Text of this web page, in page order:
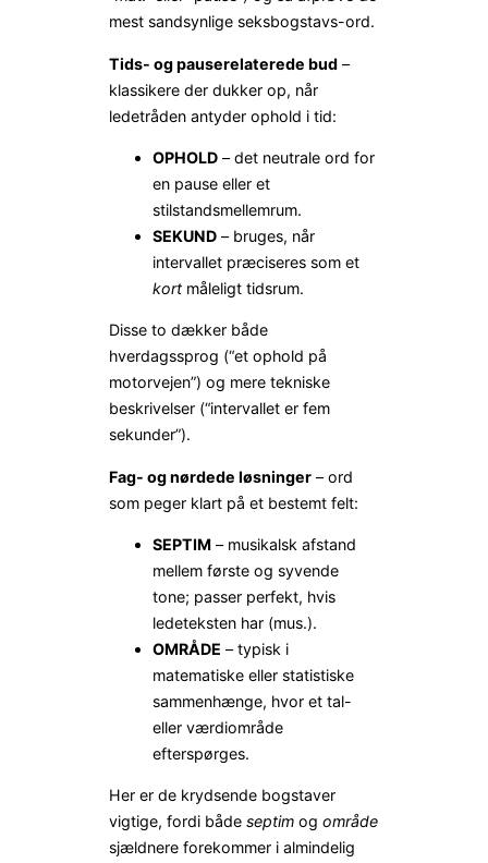
mest sandsynlige seksbogstavs-ord.
Tids- og pauserelaterede bud –
klassikere der dukker op, når
ledetråden antyder ophold i tid:
OPHOLD – det neutrale ord for
en pause eller et
stilstandsmellemrum.
SEKUND – bruges, når
intervallet præciseres som et
kort måleligt tidsrum.
Disse to dækker både
hverdagssprog (“et ophold på
motorvejen”) og mere tekniske
beskrivelser (“intervallet er fem
sekunder”).
Fag- og nørdede løsninger – ord
som peger klart på et bestemt felt:
SEPTIM – musikalsk afstand
mellem første og syvende
tone; passer perfekt, hvis
ledeteksten har (mus.).
OMRÅDE – typisk i
matematiske eller statistiske
sammenhænge, hvor et tal-
eller værdiområde
efterspørges.
Her er de krydsende bogstaver
vigtige, fordi både septim og område
sjældnere forekommer i almindelig